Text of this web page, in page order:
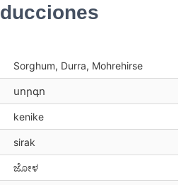
Sorghum, Durra, Mohrehirse
սորգո
kenike
sirak
ಜೋಳ